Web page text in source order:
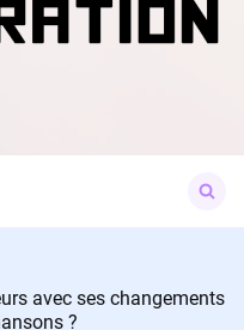
for:
avec ses changements
?